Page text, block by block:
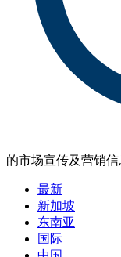
的市场宣传及营销信
最新
新加坡
东南亚
国际